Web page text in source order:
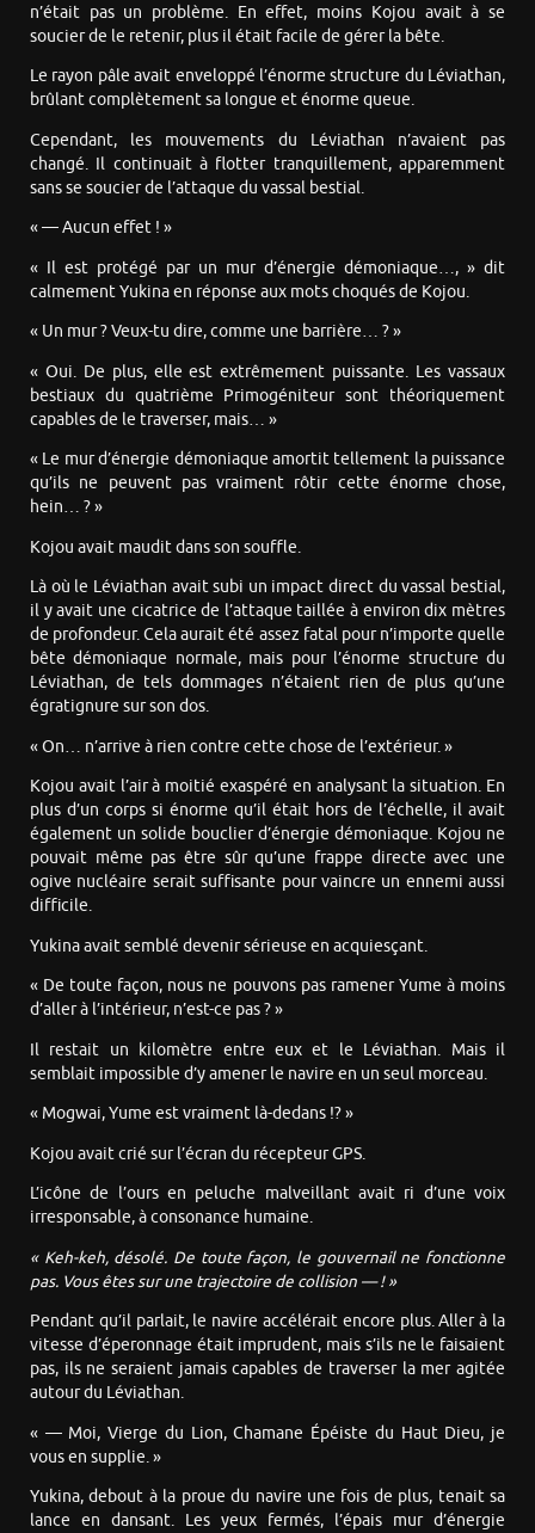
n’était pas un problème. En effet, moins Kojou avait à se
soucier de le retenir, plus il était facile de gérer la bête.
Le rayon pâle avait enveloppé l’énorme structure du Léviathan,
brûlant complètement sa longue et énorme queue.
Cependant, les mouvements du Léviathan n’avaient pas
changé. Il continuait à flotter tranquillement, apparemment
sans se soucier de l’attaque du vassal bestial.
« — Aucun effet ! »
« Il est protégé par un mur d’énergie démoniaque…, » dit
calmement Yukina en réponse aux mots choqués de Kojou.
« Un mur ? Veux-tu dire, comme une barrière… ? »
« Oui. De plus, elle est extrêmement puissante. Les vassaux
bestiaux du quatrième Primogéniteur sont théoriquement
capables de le traverser, mais… »
« Le mur d’énergie démoniaque amortit tellement la puissance
qu’ils ne peuvent pas vraiment rôtir cette énorme chose,
hein… ? »
Kojou avait maudit dans son souffle.
Là où le Léviathan avait subi un impact direct du vassal bestial,
il y avait une cicatrice de l’attaque taillée à environ dix mètres
de profondeur. Cela aurait été assez fatal pour n’importe quelle
bête démoniaque normale, mais pour l’énorme structure du
Léviathan, de tels dommages n’étaient rien de plus qu’une
égratignure sur son dos.
« On… n’arrive à rien contre cette chose de l’extérieur. »
Kojou avait l’air à moitié exaspéré en analysant la situation. En
plus d’un corps si énorme qu’il était hors de l’échelle, il avait
également un solide bouclier d’énergie démoniaque. Kojou ne
pouvait même pas être sûr qu’une frappe directe avec une
ogive nucléaire serait suffisante pour vaincre un ennemi aussi
difficile.
Yukina avait semblé devenir sérieuse en acquiesçant.
« De toute façon, nous ne pouvons pas ramener Yume à moins
d’aller à l’intérieur, n’est-ce pas ? »
Il restait un kilomètre entre eux et le Léviathan. Mais il
semblait impossible d’y amener le navire en un seul morceau.
« Mogwai, Yume est vraiment là-dedans !? »
Kojou avait crié sur l’écran du récepteur GPS.
L’icône de l’ours en peluche malveillant avait ri d’une voix
irresponsable, à consonance humaine.
« Keh-keh, désolé. De toute façon, le gouvernail ne fonctionne
pas. Vous êtes sur une trajectoire de collision — ! »
Pendant qu’il parlait, le navire accélérait encore plus. Aller à la
vitesse d’éperonnage était imprudent, mais s’ils ne le faisaient
pas, ils ne seraient jamais capables de traverser la mer agitée
autour du Léviathan.
« — Moi, Vierge du Lion, Chamane Épéiste du Haut Dieu, je
vous en supplie. »
Yukina, debout à la proue du navire une fois de plus, tenait sa
lance en dansant. Les yeux fermés, l’épais mur d’énergie